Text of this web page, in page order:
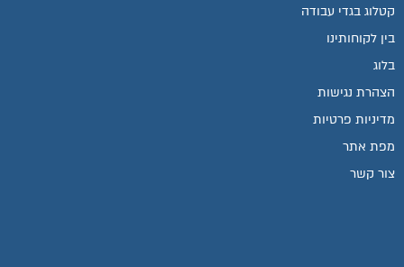
קטלוג בגדי עבודה
בין לקוחותינו
בלוג
הצהרת נגישות
מדיניות פרטיות
מפת אתר
צור קשר